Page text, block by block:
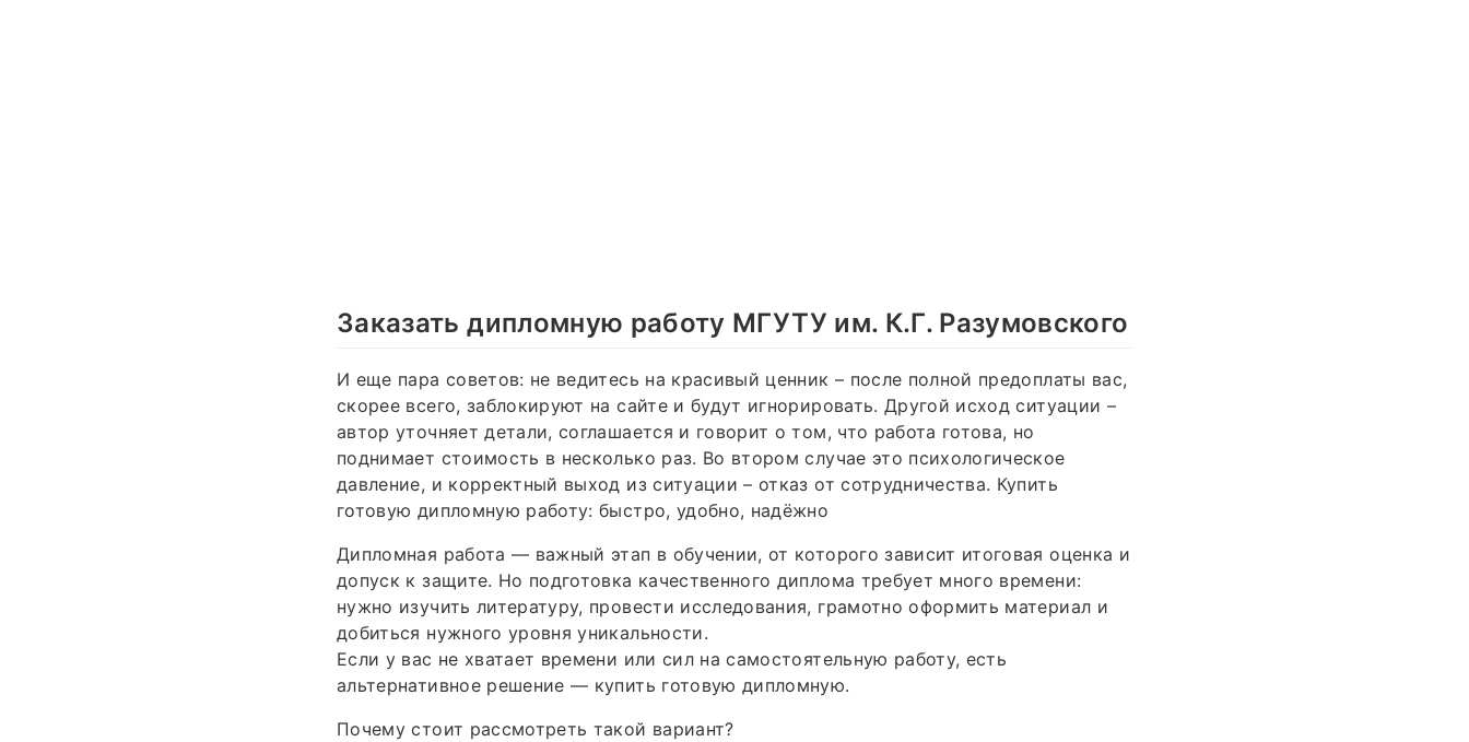
Заказать дипломную работу МГУТУ им. К.Г. Разумовского
И еще пара советов: не ведитесь на красивый ценник – после полной предоплаты вас,
скорее всего, заблокируют на сайте и будут игнорировать. Другой исход ситуации –
автор уточняет детали, соглашается и говорит о том, что работа готова, но
поднимает стоимость в несколько раз. Во втором случае это психологическое
давление, и корректный выход из ситуации – отказ от сотрудничества. Купить
готовую дипломную работу: быстро, удобно, надёжно
Дипломная работа — важный этап в обучении, от которого зависит итоговая оценка и
допуск к защите. Но подготовка качественного диплома требует много времени:
нужно изучить литературу, провести исследования, грамотно оформить материал и
добиться нужного уровня уникальности.
Если у вас не хватает времени или сил на самостоятельную работу, есть
альтернативное решение — купить готовую дипломную.
Почему стоит рассмотреть такой вариант?